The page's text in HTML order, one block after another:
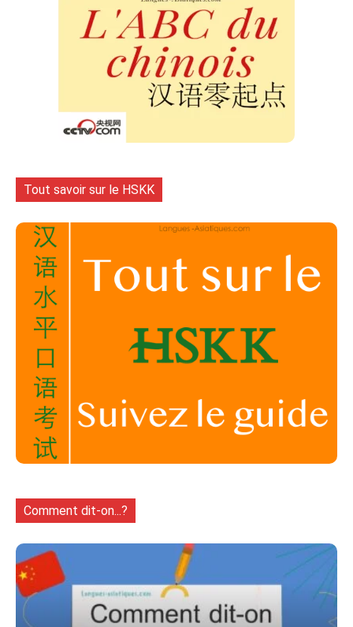
Tout savoir sur le HSKK
Comment dit-on...?